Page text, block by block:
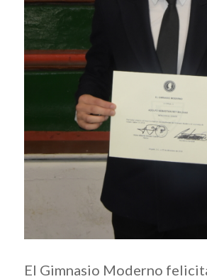
El Gimnasio Moderno